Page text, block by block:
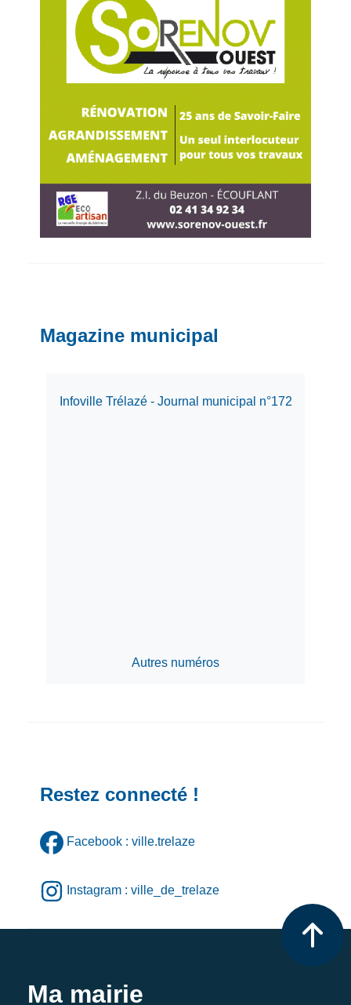
Magazine municipal
Infoville Trélazé - Journal municipal n°172
Autres numéros
Restez connecté !
Facebook : ville.trelaze
Instagram : ville_de_trelaze
Ma mairie